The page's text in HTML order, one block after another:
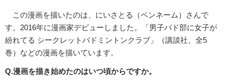
この漫画を描いたのは、にいさとる（ペンネーム）さんで
す。2016年に漫画家デビューしました。「男子バド部に女子が
紛れてる シークレットバドミントンクラブ」（講談社、全5
巻）などの漫画を描いています。
Q.漫画を描き始めたのはいつ頃からですか。